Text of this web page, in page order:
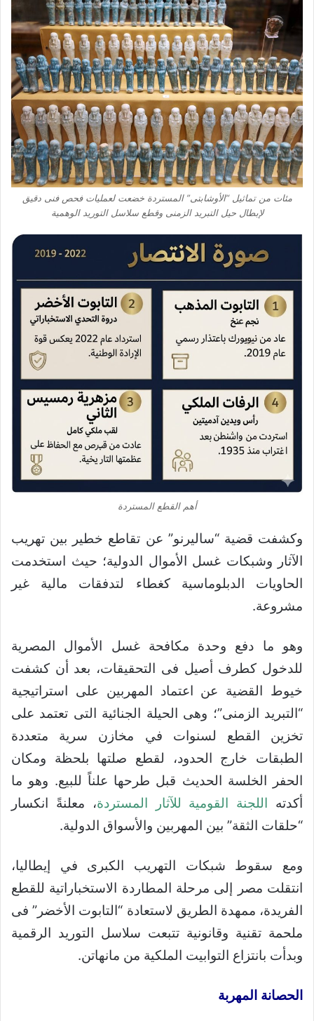
مئات من تماثيل “الأوشابتى” المستردة خضعت لعمليات فحص فنى دقيق
لإبطال حيل التبريد الزمنى وقطع سلاسل التوريد الوهمية
أهم القطع المستردة
وكشفت قضية “ساليرنو” عن تقاطع خطير بين تهريب
الآثار وشبكات غسل الأموال الدولية؛ حيث استخدمت
الحاويات الدبلوماسية كغطاء لتدفقات مالية غير
مشروعة.
وهو ما دفع وحدة مكافحة غسل الأموال المصرية
للدخول كطرف أصيل فى التحقيقات، بعد أن كشفت
خيوط القضية عن اعتماد المهربين على استراتيجية
“التبريد الزمنى”؛ وهى الحيلة الجنائية التى تعتمد على
تخزين القطع لسنوات في مخازن سرية متعددة
الطبقات خارج الحدود، لقطع صلتها بلحظة ومكان
الحفر الخلسة الحديث قبل طرحها علناً للبيع. وهو ما
أكدته اللجنة القومية للآثار المستردة، معلنةً انكسار
“حلقات الثقة” بين المهربين والأسواق الدولية.
ومع سقوط شبكات التهريب الكبرى في إيطاليا،
انتقلت مصر إلى مرحلة المطاردة الاستخباراتية للقطع
الفريدة، ممهدة الطريق لاستعادة “التابوت الأخضر” فى
ملحمة تقنية وقانونية تتبعت سلاسل التوريد الرقمية
وبدأت بانتزاع التوابيت الملكية من مانهاتن.
الحصانة المهربة